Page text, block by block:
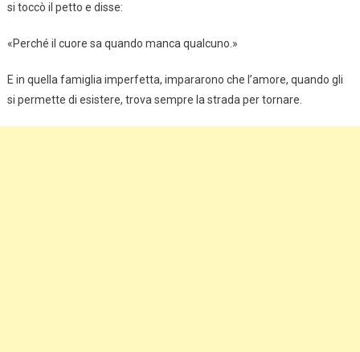
si toccò il petto e disse:
«Perché il cuore sa quando manca qualcuno.»
E in quella famiglia imperfetta, impararono che l’amore, quando gli
si permette di esistere, trova sempre la strada per tornare.